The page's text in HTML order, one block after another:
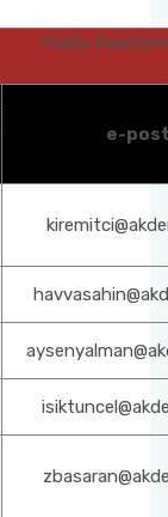
Public
e-